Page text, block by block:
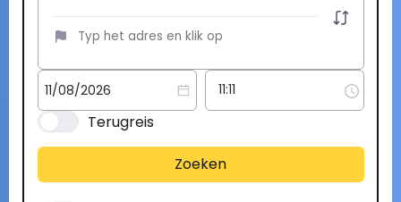
Terugreis
Zoeken